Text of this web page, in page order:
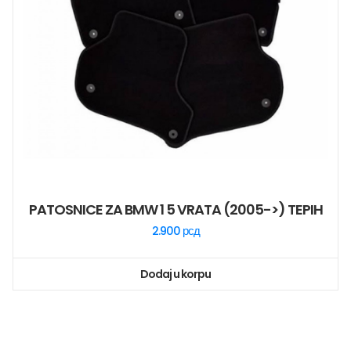
PATOSNICE ZA BMW 1 5 VRATA (2005->) TEPIH
2.900 рсд
Dodaj u korpu